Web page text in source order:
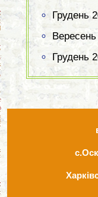
Грудень
Грудень